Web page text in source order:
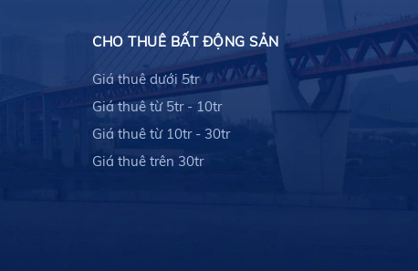
CHO THUÊ BẤT ĐỘNG SẢN
Giá thuê dưới 5tr
Giá thuê từ 5tr - 10tr
Giá thuê từ 10tr - 30tr
Giá thuê trên 30tr